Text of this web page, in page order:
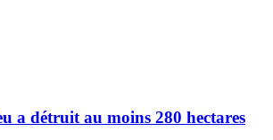
a détruit au moins 280 hectares